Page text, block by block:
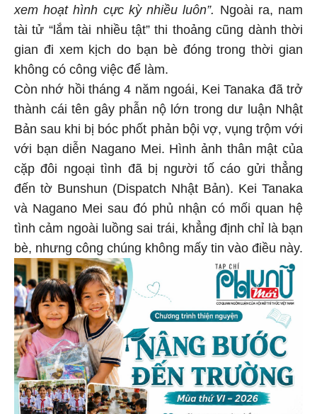
xem hoạt hình cực kỳ nhiều luôn”.
Ngoài ra, nam
tài tử “lắm tài nhiều tật” thi thoảng cũng dành thời
gian đi xem kịch do bạn bè đóng trong thời gian
không có công việc để làm.
Còn nhớ hồi tháng 4 năm ngoái, Kei Tanaka đã trở
thành cái tên gây phẫn nộ lớn trong dư luận Nhật
Bản sau khi bị bóc phốt phản bội vợ, vụng trộm với
với bạn diễn Nagano Mei. Hình ảnh thân mật của
cặp đôi ngoại tình đã bị người tố cáo gửi thẳng
đến tờ Bunshun (Dispatch Nhật Bản). Kei Tanaka
và Nagano Mei sau đó phủ nhận có mối quan hệ
tình cảm ngoài luồng sai trái, khẳng định chỉ là bạn
bè, nhưng công chúng không mấy tin vào điều này.